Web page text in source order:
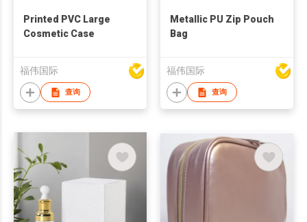
Printed PVC Large
Cosmetic Case
福伟国际
查询
Metallic PU Zip Pouch
Bag
福伟国际
查询